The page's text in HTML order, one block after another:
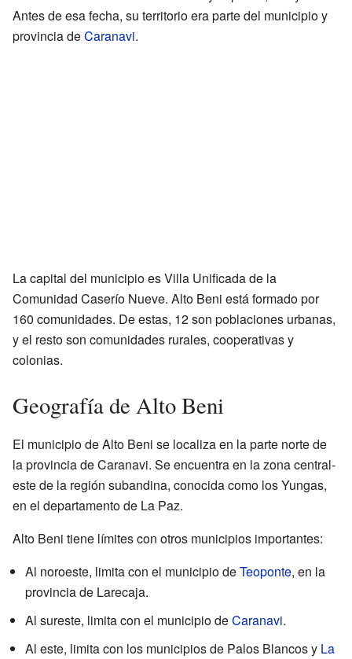
Antes de esa fecha, su territorio era parte del municipio y
provincia deCaranavi.
La capital del municipio es Villa Unificada de la
Comunidad Caserío Nueve. Alto Beni está formado por
160 comunidades. De estas, 12 son poblaciones urbanas,
y el resto son comunidades rurales, cooperativas y
colonias.
Geografía de Alto Beni
El municipio de Alto Beni se localiza en la parte norte de
la provincia de Caranavi. Se encuentra en la zona central-
este de la región subandina, conocida como los Yungas,
en el departamento de La Paz.
Alto Beni tiene límites con otros municipios importantes:
Al noroeste, limita con el municipio deTeoponte, en la
provincia de Larecaja.
Al sureste, limita con el municipio deCaranavi.
Al este, limita con los municipios de Palos Blancos y La